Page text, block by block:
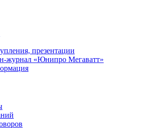
презентации
«Юнипро Мегаватт»